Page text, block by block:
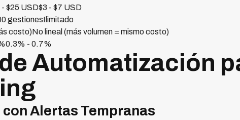
$25 USD$3 - $7 USD
gestionesIlimitado
costo)No lineal (más volumen = mismo costo)
- 0.7%
Automatización
Alertas Tempranas